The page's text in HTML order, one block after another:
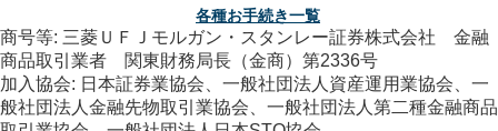
各種お手続き一覧
商号等: 三菱ＵＦＪモルガン・スタンレー証券株式会社 金融
商品取引業者 関東財務局長（金商）第2336号
加入協会: 日本証券業協会、一般社団法人資産運用業協会、一
般社団法人金融先物取引業協会、一般社団法人第二種金融商品